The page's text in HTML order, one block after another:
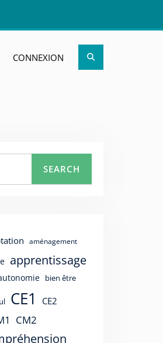
CONNEXION
SEARCH
aménagement
apprentissage
bien être
CE1 CE2
CM2